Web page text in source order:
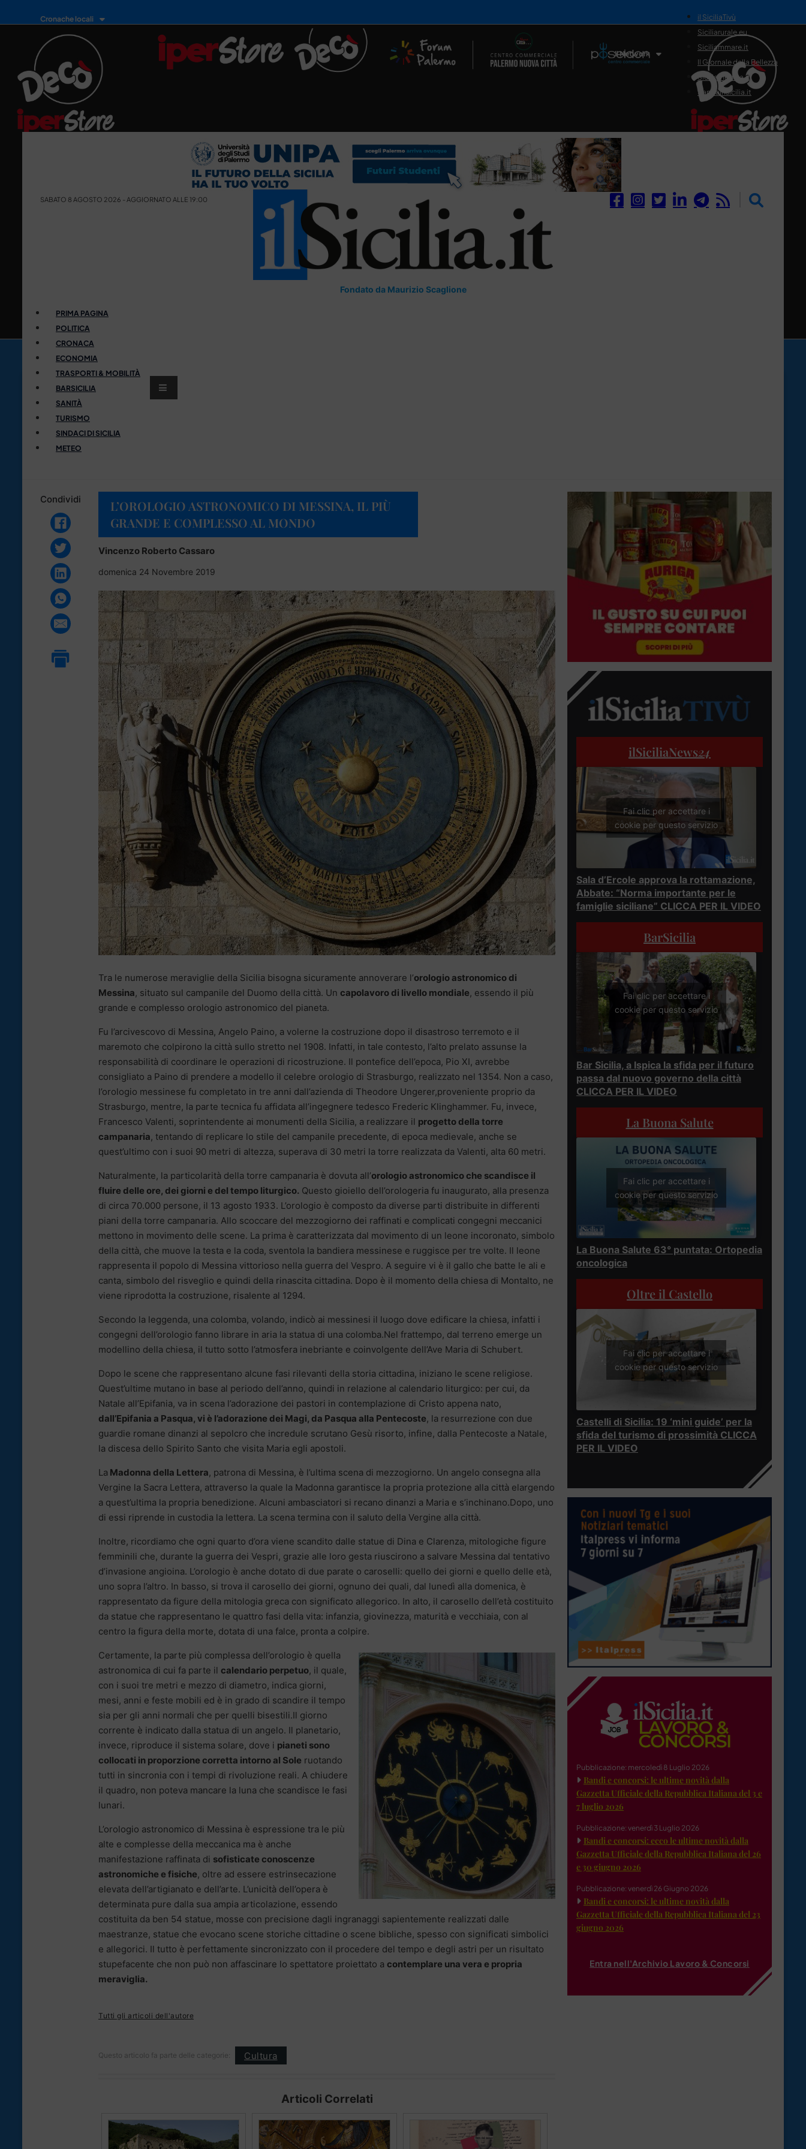
Cronache locali
Il Network
il SiciliaTivù
Siciliarurale.eu
Siciliammare.it
Il Giornale della Bellezza
Siciliamedica.it
Sanitainsicilia.it
SABATO 8 AGOSTO 2026 - AGGIORNATO ALLE 19:00
Fondato da Maurizio Scaglione
PRIMA PAGINA
POLITICA
CRONACA
ECONOMIA
TRASPORTI & MOBILITÀ
BARSICILIA
SANITÀ
TURISMO
SINDACI DI SICILIA
METEO
Condividi
L’OROLOGIO ASTRONOMICO DI MESSINA, IL PIÙ
GRANDE E COMPLESSO AL MONDO
Vincenzo Roberto Cassaro
domenica 24 Novembre 2019
Tra le numerose meraviglie della Sicilia bisogna sicuramente annoverare l’orologio astronomico di
Messina, situato sul campanile del Duomo della città. Un capolavoro di livello mondiale, essendo il più
grande e complesso orologio astronomico del pianeta.
Fu l’arcivescovo di Messina, Angelo Paino, a volerne la costruzione dopo il disastroso terremoto e il
maremoto che colpirono la città sullo stretto nel 1908. Infatti, in tale contesto, l’alto prelato assunse la
responsabilità di coordinare le operazioni di ricostruzione. Il pontefice dell’epoca, Pio XI, avrebbe
consigliato a Paino di prendere a modello il celebre orologio di Strasburgo, realizzato nel 1354. Non a caso,
l’orologio messinese fu completato in tre anni dall’azienda di Theodore Ungerer,proveniente proprio da
Strasburgo, mentre, la parte tecnica fu affidata all’ingegnere tedesco Frederic Klinghammer. Fu, invece,
Francesco Valenti, soprintendente ai monumenti della Sicilia, a realizzare il progetto della torre
campanaria, tentando di replicare lo stile del campanile precedente, di epoca medievale, anche se
quest’ultimo con i suoi 90 metri di altezza, superava di 30 metri la torre realizzata da Valenti, alta 60 metri.
Naturalmente, la particolarità della torre campanaria è dovuta all’orologio astronomico che scandisce il
fluire delle ore, dei giorni e del tempo liturgico. Questo gioiello dell’orologeria fu inaugurato, alla presenza
di circa 70.000 persone, il 13 agosto 1933. L’orologio è composto da diverse parti distribuite in differenti
piani della torre campanaria. Allo scoccare del mezzogiorno dei raffinati e complicati congegni meccanici
mettono in movimento delle scene. La prima è caratterizzata dal movimento di un leone incoronato, simbolo
della città, che muove la testa e la coda, sventola la bandiera messinese e ruggisce per tre volte. Il leone
rappresenta il popolo di Messina vittorioso nella guerra del Vespro. A seguire vi è il gallo che batte le ali e
canta, simbolo del risveglio e quindi della rinascita cittadina. Dopo è il momento della chiesa di Montalto, ne
viene riprodotta la costruzione, risalente al 1294.
Secondo la leggenda, una colomba, volando, indicò ai messinesi il luogo dove edificare la chiesa, infatti i
congegni dell’orologio fanno librare in aria la statua di una colomba.Nel frattempo, dal terreno emerge un
modellino della chiesa, il tutto sotto l’atmosfera inebriante e coinvolgente dell’Ave Maria di Schubert.
Dopo le scene che rappresentano alcune fasi rilevanti della storia cittadina, iniziano le scene religiose.
Quest’ultime mutano in base al periodo dell’anno, quindi in relazione al calendario liturgico: per cui, da
Natale all’Epifania, va in scena l’adorazione dei pastori in contemplazione di Cristo appena nato,
dall’Epifania a Pasqua, vi è l’adorazione dei Magi, da Pasqua alla Pentecoste, la resurrezione con due
guardie romane dinanzi al sepolcro che incredule scrutano Gesù risorto, infine, dalla Pentecoste a Natale,
la discesa dello Spirito Santo che visita Maria egli apostoli.
La Madonna della Lettera, patrona di Messina, è l’ultima scena di mezzogiorno. Un angelo consegna alla
Vergine la Sacra Lettera, attraverso la quale la Madonna garantisce la propria protezione alla città elargendo
a quest’ultima la propria benedizione. Alcuni ambasciatori si recano dinanzi a Maria e s’inchinano.Dopo, uno
di essi riprende in custodia la lettera. La scena termina con il saluto della Vergine alla città.
Inoltre, ricordiamo che ogni quarto d’ora viene scandito dalle statue di Dina e Clarenza, mitologiche figure
femminili che, durante la guerra dei Vespri, grazie alle loro gesta riuscirono a salvare Messina dal tentativo
d’invasione angioina. L’orologio è anche dotato di due parate o caroselli: quello dei giorni e quello delle età,
uno sopra l’altro. In basso, si trova il carosello dei giorni, ognuno dei quali, dal lunedì alla domenica, è
rappresentato da figure della mitologia greca con significato allegorico. In alto, il carosello dell’età costituito
da statue che rappresentano le quattro fasi della vita: infanzia, giovinezza, maturità e vecchiaia, con al
centro la figura della morte, dotata di una falce, pronta a colpire.
Certamente, la parte più complessa dell’orologio è quella
astronomica di cui fa parte il calendario perpetuo, il quale,
con i suoi tre metri e mezzo di diametro, indica giorni,
mesi, anni e feste mobili ed è in grado di scandire il tempo
sia per gli anni normali che per quelli bisestili.Il giorno
corrente è indicato dalla statua di un angelo. Il planetario,
invece, riproduce il sistema solare, dove i pianeti sono
collocati in proporzione corretta intorno al Sole ruotando
tutti in sincronia con i tempi di rivoluzione reali. A chiudere
il quadro, non poteva mancare la luna che scandisce le fasi
lunari.
L’orologio astronomico di Messina è espressione tra le più
alte e complesse della meccanica ma è anche
manifestazione raffinata di sofisticate conoscenze
astronomiche e fisiche, oltre ad essere estrinsecazione
elevata dell’artigianato e dell’arte. L’unicità dell’opera è
determinata pure dalla sua ampia articolazione, essendo
costituita da ben 54 statue, mosse con precisione dagli ingranaggi sapientemente realizzati dalle
maestranze, statue che evocano scene storiche cittadine o scene bibliche, spesso con significati simbolici
e allegorici. Il tutto è perfettamente sincronizzato con il procedere del tempo e degli astri per un risultato
stupefacente che non può non affascinare lo spettatore proiettato a contemplare una vera e propria
meraviglia.
Tutti gli articoli dell'autore
Questo articolo fa parte delle categorie: Cultura
Articoli Correlati
ilSiciliaNews24
Fai clic per accettare i
cookie per questo servizio
Sala d’Ercole approva la rottamazione,
Abbate: “Norma importante per le
famiglie siciliane” CLICCA PER IL VIDEO
BarSicilia
Fai clic per accettare i
cookie per questo servizio
Bar Sicilia, a Ispica la sfida per il futuro
passa dal nuovo governo della città
CLICCA PER IL VIDEO
La Buona Salute
Fai clic per accettare i
cookie per questo servizio
La Buona Salute 63° puntata: Ortopedia
oncologica
Oltre il Castello
Fai clic per accettare i
cookie per questo servizio
Castelli di Sicilia: 19 ‘mini guide’ per la
sfida del turismo di prossimità CLICCA
PER IL VIDEO
Pubblicazione: mercoledì 8 Luglio 2026
Bandi e concorsi: le ultime novità dalla
Gazzetta Ufficiale della Repubblica Italiana del 3 e
7 luglio 2026
Pubblicazione: venerdì 3 Luglio 2026
Bandi e concorsi: ecco le ultime novità dalla
Gazzetta Ufficiale della Repubblica Italiana del 26
e 30 giugno 2026
Pubblicazione: venerdì 26 Giugno 2026
Bandi e concorsi: le ultime novità dalla
Gazzetta Ufficiale della Repubblica Italiana del 23
giugno 2026
Entra nell'Archivio Lavoro & Concorsi